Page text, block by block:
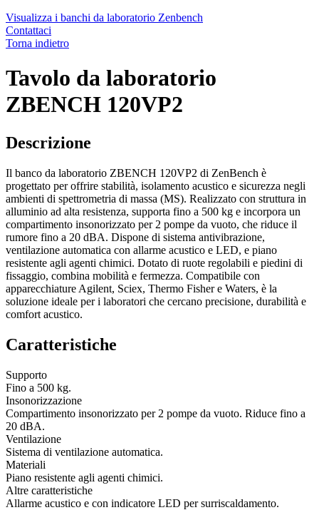
Visualizza i banchi da laboratorio Zenbench
Contattaci
Torna indietro
Tavolo da laboratorio
ZBENCH 120VP2
Descrizione
Il banco da laboratorio ZBENCH 120VP2 di ZenBench è
progettato per offrire stabilità, isolamento acustico e sicurezza negli
ambienti di spettrometria di massa (MS). Realizzato con struttura in
alluminio ad alta resistenza, supporta fino a 500 kg e incorpora un
compartimento insonorizzato per 2 pompe da vuoto, che riduce il
rumore fino a 20 dBA. Dispone di sistema antivibrazione,
ventilazione automatica con allarme acustico e LED, e piano
resistente agli agenti chimici. Dotato di ruote regolabili e piedini di
fissaggio, combina mobilità e fermezza. Compatibile con
apparecchiature Agilent, Sciex, Thermo Fisher e Waters, è la
soluzione ideale per i laboratori che cercano precisione, durabilità e
comfort acustico.
Caratteristiche
Supporto
Fino a 500 kg.
Insonorizzazione
Compartimento insonorizzato per 2 pompe da vuoto. Riduce fino a
20 dBA.
Ventilazione
Sistema di ventilazione automatica.
Materiali
Piano resistente agli agenti chimici.
Altre caratteristiche
Allarme acustico e con indicatore LED per surriscaldamento.